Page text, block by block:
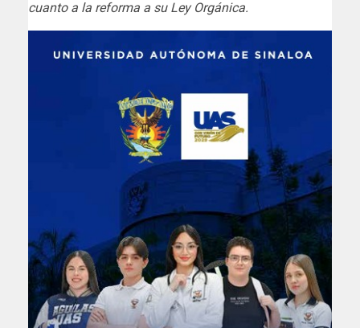
cuanto a la reforma a su Ley Orgánica.